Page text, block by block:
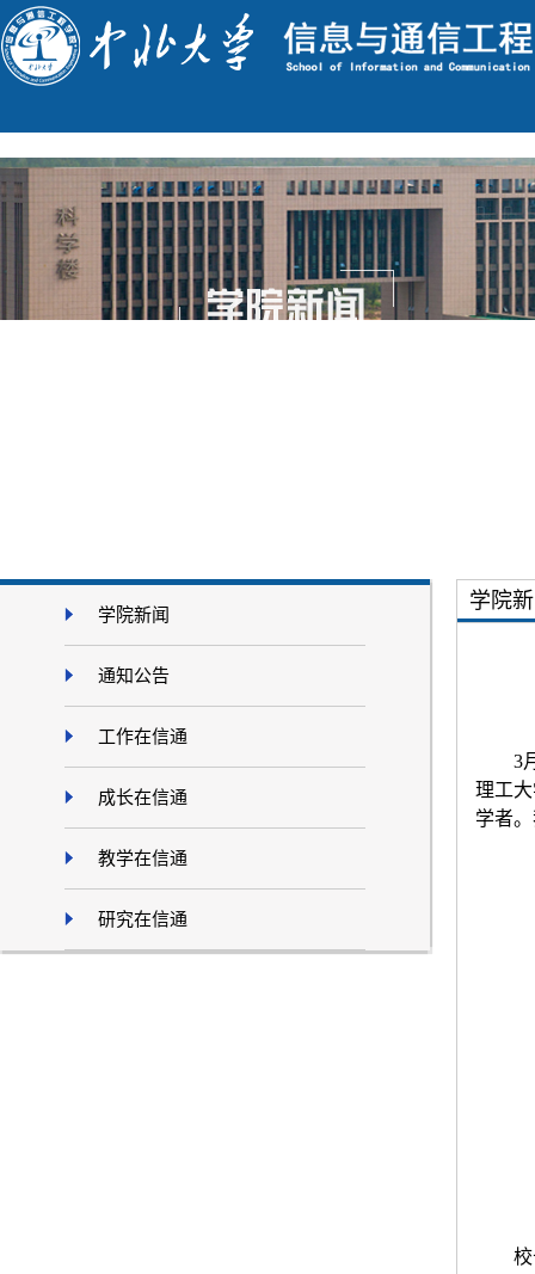
学院新闻
通知公告
工作在信通
成长在信通
教学在信通
研究在信通
学院
3
理工
学者